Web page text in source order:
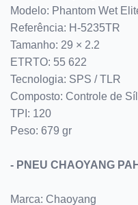
Modelo: Phantom Wet
Referência: H-5235TR
Tamanho: 29 × 2.2
ETRTO: 55 622
Tecnologia: SPS / TLR
Composto: Controle de
TPI: 120
Peso: 679 gr
- PNEU CHAOYANG
Marca: Chaoyang